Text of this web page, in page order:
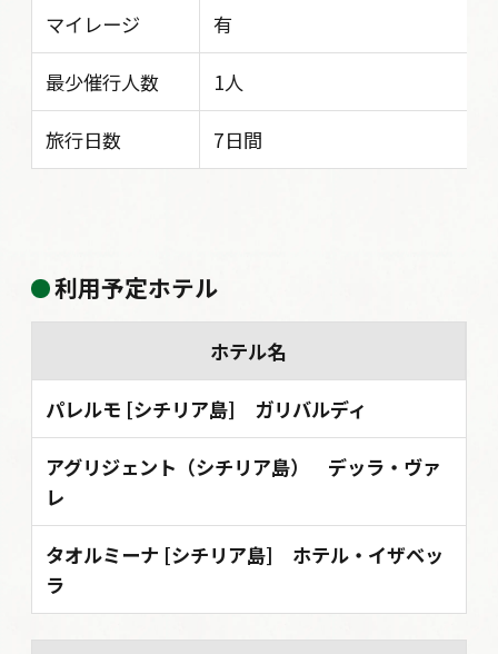
マイレージ 有
最少催行人数 1人
旅行日数 7日間
利用予定ホテル
ホテル名
パレルモ [シチリア島] ガリバルディ
アグリジェント（シチリア島） デッラ・ヴァ
レ
タオルミーナ [シチリア島] ホテル・イザベッ
ラ